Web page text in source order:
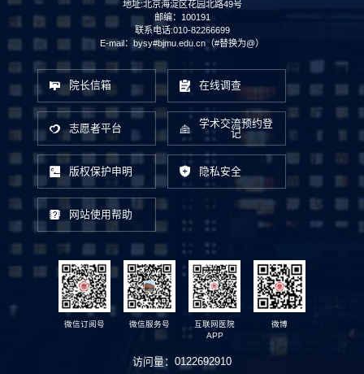
地址:北京海淀区花园北路49号
邮编：100191
联系电话:010-82266699
E-mail：bysy#bjmu.edu.cn（#替换为@）
院长信箱 在线调查
志愿者平台
学术交流预约登
记
版权保护申明 隐私安全
网站使用帮助
微信订阅号 微信服务号
互联网医院
APP
微博
访问量： 0122692910